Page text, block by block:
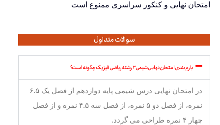
امتحان نهایی و کنکور سراسری ممنوع است
سوالات متداول
بارم بندی امتحان نهایی شیمی ۳ رشته ریاضی فیزیک چگونه است؟
در امتحان نهایی درس شیمی پایه دوازدهم از فصل یک ۶.۵
نمره، از فصل دو ۵ نمره، از فصل سه ۴.۵ نمره و از فصل
چهار ۴ نمره طراحی می گردد.